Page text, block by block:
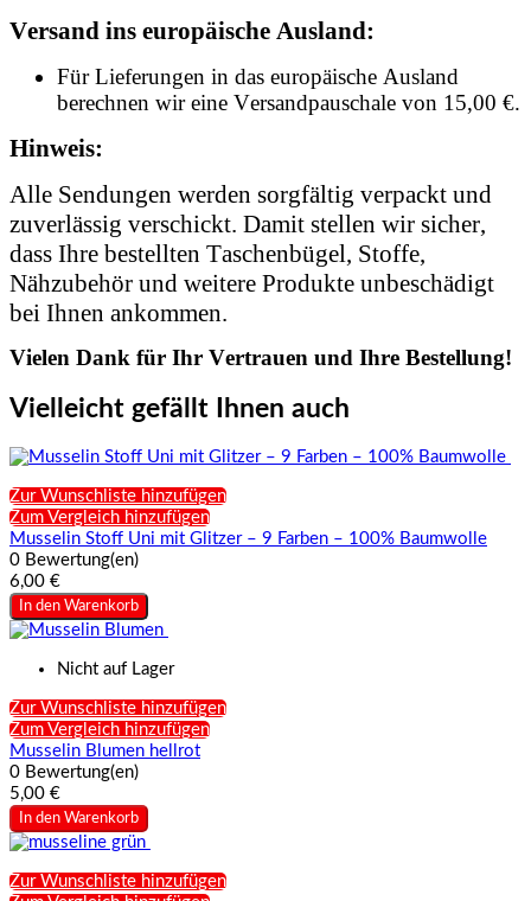
Versand ins europäische Ausland:
Für Lieferungen in das europäische Ausland
berechnen wir eine Versandpauschale von 15,00 €.
Hinweis:
Alle Sendungen werden sorgfältig verpackt und
zuverlässig verschickt. Damit stellen wir sicher,
dass Ihre bestellten Taschenbügel, Stoffe,
Nähzubehör und weitere Produkte unbeschädigt
bei Ihnen ankommen.
Vielen Dank für Ihr Vertrauen und Ihre Bestellung!
Vielleicht gefällt Ihnen auch
Zur Wunschliste hinzufügen
Zum Vergleich hinzufügen
Musselin Stoff Uni mit Glitzer – 9 Farben – 100% Baumwolle
0 Bewertung(en)
6,00 €
In den Warenkorb
Nicht auf Lager
Zur Wunschliste hinzufügen
Zum Vergleich hinzufügen
Musselin Blumen hellrot
0 Bewertung(en)
5,00 €
In den Warenkorb
Zur Wunschliste hinzufügen